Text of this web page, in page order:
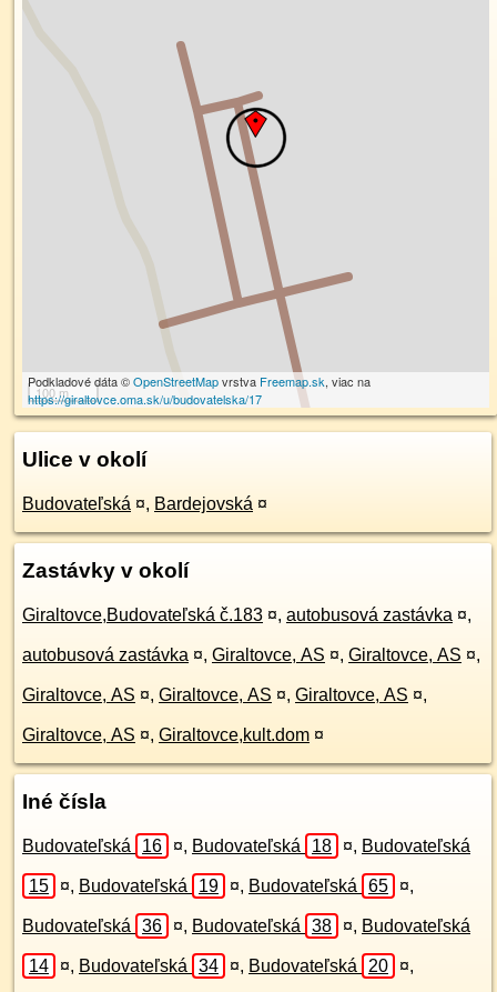
100 m
Podkladové dáta ©OpenStreetMapvrstva Freemap.sk, viac na
https://giraltovce.oma.sk/u/budovatelska/17
Ulice v okolí
Budovateľská ¤, Bardejovská ¤
Zastávky v okolí
Giraltovce,Budovateľská č.183 ¤, autobusová zastávka ¤,
autobusová zastávka ¤, Giraltovce, AS ¤, Giraltovce, AS ¤,
Giraltovce, AS ¤, Giraltovce, AS ¤, Giraltovce, AS ¤,
Giraltovce, AS ¤, Giraltovce,kult.dom ¤
Iné čísla
Budovateľská 16 ¤, Budovateľská 18 ¤, Budovateľská
15 ¤, Budovateľská 19 ¤, Budovateľská 65 ¤,
Budovateľská 36 ¤, Budovateľská 38 ¤, Budovateľská
14 ¤, Budovateľská 34 ¤, Budovateľská 20 ¤,